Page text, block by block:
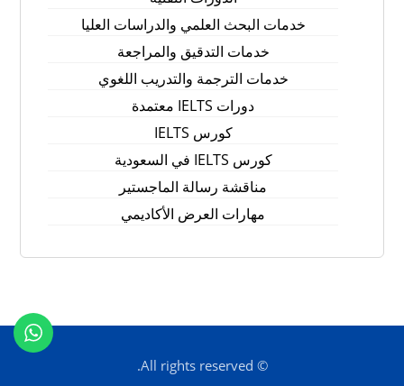
خدمات البحث العلمي والدراسات العليا
خدمات التدقيق والمراجعة
خدمات الترجمة والتدريب اللغوي
دورات IELTS معتمدة
كورس IELTS
كورس IELTS في السعودية
مناقشة رسالة الماجستير
مهارات العرض الأكاديمي
© All rights reserved.